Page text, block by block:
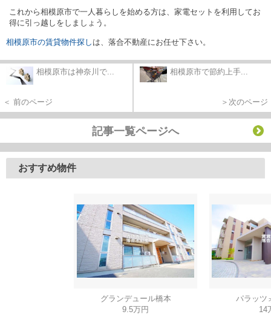
これから相模原市で一人暮らしを始める方は、家電セットを利用してお
得に引っ越しをしましょう。
相模原市の賃貸物件探し は、落合不動産にお任せ下さい。
相模原市は神奈川で...
＜ 前のページ
相模原市で節約上手...
＞次のページ
記事一覧ページへ
おすすめ物件
グランデュール橋本
9.5万円
パラッツ
14